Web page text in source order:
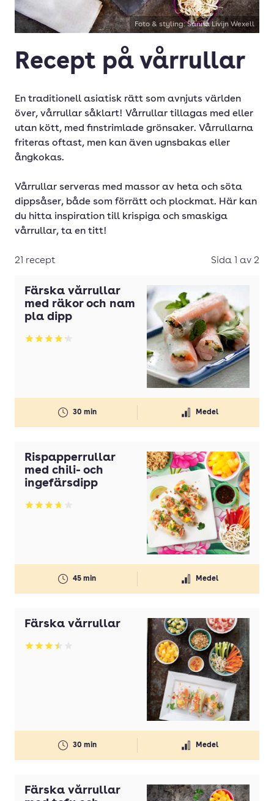
Förrätt
Gratäng
Grytor
Husmanskost
Huvudrätt
Köttbullar
Långkok
Mellanmål
Omelett
Pannkakor
Risotto
Sallad
Sill
Smoothie
Tillbehör
Tilltugg
Foto & styling: Sanna Livijn Wexell
Recept på vårrullar
En traditionell asiatisk rätt som avnjuts världen
över, vårrullar såklart! Vårrullar tillagas med eller
utan kött, med finstrimlade grönsaker. Vårrullarna
friteras oftast, men kan även ugnsbakas eller
ångkokas.
Vårrullar serveras med massor av heta och söta
dippsåser, både som förrätt och plockmat. Här kan
du hitta inspiration till krispiga och smaskiga
vårrullar, ta en titt!
21 recept Sida 1 av 2
Färska vårrullar
med räkor och nam
pla dipp
Betyg: 4.17 av 5
30 min Medel
Rispapperrullar
med chili- och
ingefärsdipp
Betyg: 3.69 av 5
45 min Medel
Färska vårrullar
Betyg: 3.5 av 5
30 min Medel
Färska vårrullar